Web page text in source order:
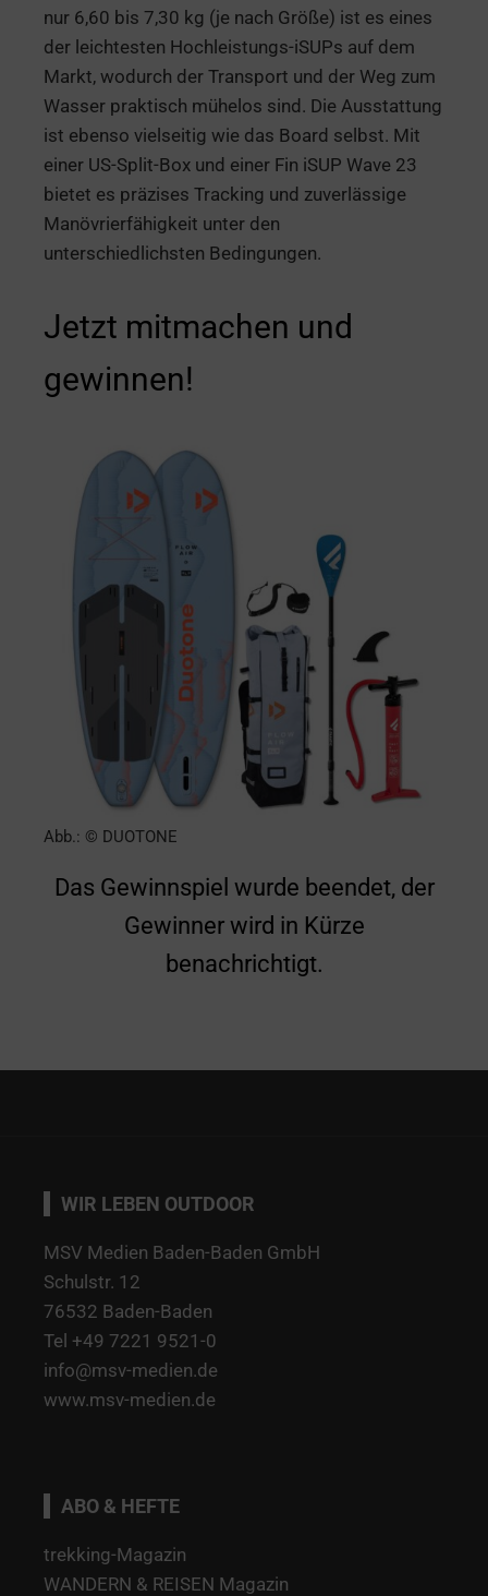
nur 6,60 bis 7,30 kg (je nach Größe) ist es eines
der leichtesten Hochleistungs-iSUPs auf dem
Markt, wodurch der Transport und der Weg zum
Wasser praktisch mühelos sind. Die Ausstattung
ist ebenso vielseitig wie das Board selbst. Mit
einer US-Split-Box und einer Fin iSUP Wave 23
bietet es präzises Tracking und zuverlässige
Manövrierfähigkeit unter den
unterschiedlichsten Bedingungen.
Jetzt mitmachen und
gewinnen!
Abb.: © DUOTONE
Das Gewinnspiel wurde beendet, der
Gewinner wird in Kürze
benachrichtigt.
WIR LEBEN OUTDOOR
MSV Medien Baden-Baden GmbH
Schulstr. 12
76532 Baden-Baden
Tel +49 7221 9521-0
info@msv-medien.de
www.msv-medien.de
ABO & HEFTE
trekking-Magazin
WANDERN & REISEN Magazin